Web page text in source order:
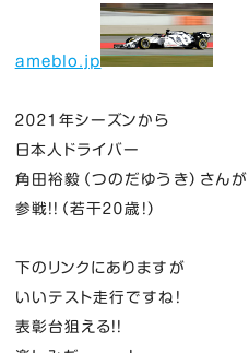
ameblo.jp
２０２１年シーズンから
日本人ドライバー
角田裕毅（つのだゆうき）さんが
参戦！！（若干２０歳！）
下のリンクにありますが
いいテスト走行ですね！
表彰台狙える！！